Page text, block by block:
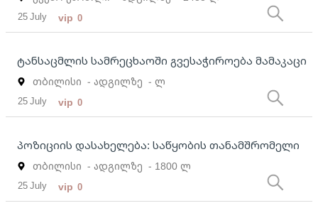
25 July vip 0
ტანსაცმლის სამრეცხაოში გვესაჭიროება მამაკაცი
თბილისი - ადგილზე - ლ
25 July vip 0
პოზიციის დასახელება: საწყობის თანამშრომელი
თბილისი - ადგილზე - 1800 ლ
25 July vip 0